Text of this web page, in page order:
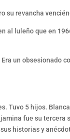
su revancha
al luleño que en
un obsesionado
Tuvo 5 hijos.
fue su tercera
historias y